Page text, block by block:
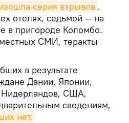
серия взрывов .
отелях, седьмой — на
в пригороде Коломбо.
СМИ, теракты
в результате
Дании, Японии,
Нидерландов, США,
сведениям,
нет.